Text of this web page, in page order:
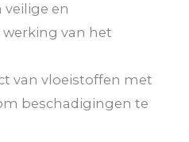
veilige en
van het
van vloeistoffen met
beschadigingen te